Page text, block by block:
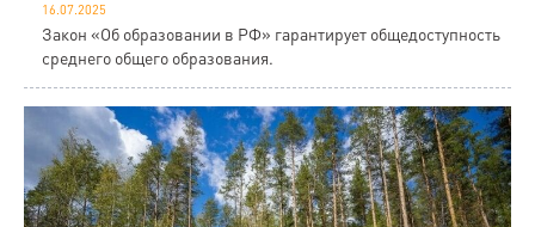
16.07.2025
Закон «Об образовании в РФ» гарантирует общедоступность
среднего общего образования.